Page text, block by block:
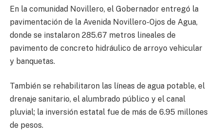
En la comunidad Novillero, el Gobernador entregó la
pavimentación de la Avenida Novillero-Ojos de Agua,
donde se instalaron 285.67 metros lineales de
pavimento de concreto hidráulico de arroyo vehicular
y banquetas.
También se rehabilitaron las líneas de agua potable, el
drenaje sanitario, el alumbrado público y el canal
pluvial; la inversión estatal fue de más de 6.95 millones
de pesos.